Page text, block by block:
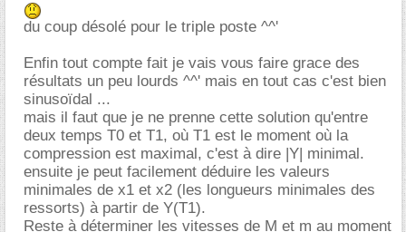
du coup désolé pour le triple poste ^^'
Enfin tout compte fait je vais vous faire grace des
résultats un peu lourds ^^' mais en tout cas c'est bien
sinusoïdal ...
mais il faut que je ne prenne cette solution qu'entre
deux temps T0 et T1, où T1 est le moment où la
compression est maximal, c'est à dire |Y| minimal.
ensuite je peut facilement déduire les valeurs
minimales de x1 et x2 (les longueurs minimales des
ressorts) à partir de Y(T1).
Reste à déterminer les vitesses de M et m au moment